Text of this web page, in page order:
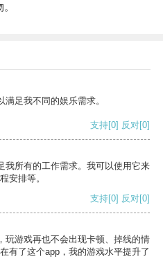
足我不同的娱乐需求。
支持[0] 反对[0]
我所有的工作需求。我可以使用它来
安排等。
支持[0] 反对[0]
玩游戏再也不会出现卡顿、掉线的情
有了这个app，我的游戏水平提升了